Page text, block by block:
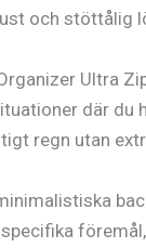
och stöttålig
Ultra
där
regn utan